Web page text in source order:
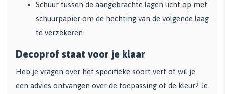
Schuur tussen de aangebrachte lagen licht op met
schuurpapier om de hechting van de volgende laag
te verzekeren.
Decoprof staat voor je klaar
Heb je vragen over het specifieke soort verf of wil je
een advies ontvangen over de toepassing of de kleur? Je